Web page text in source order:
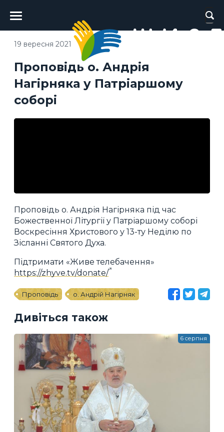
Головне
меню
Проповідь о. Андрія
Нагірняка у Патріаршому
соборі
19 вересня 2021
Проповідь о. Андрія Нагірняка під час
Божественної Літургії у Патріаршому соборі
Воскресіння Христового у 13-ту Неділю по
Зісланні Святого Духа.
Підтримати «Живе телебачення»
https://zhyve.tv/donate/
Проповідь о. Андрій Нагірняк
Дивіться також
6 серпня